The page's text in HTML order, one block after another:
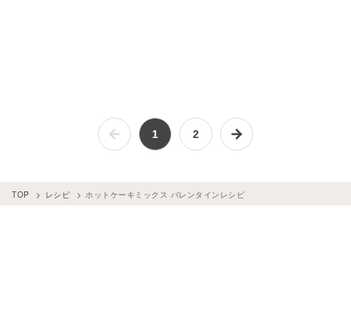
1 2
TOP レシピ ホットケーキミックス バレンタインレシピ